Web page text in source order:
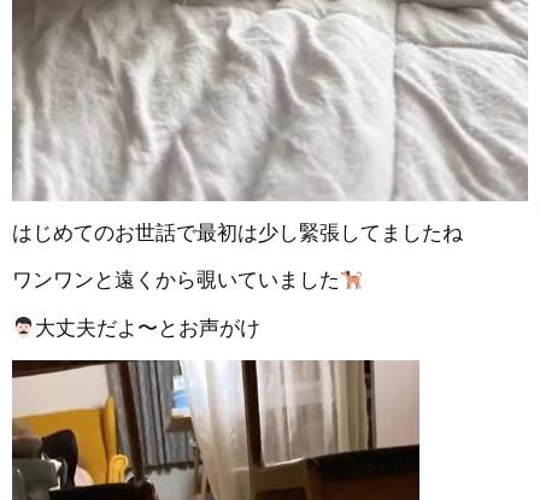
はじめてのお世話で最初は少し緊張してましたね
ワンワンと遠くから覗いていました
大丈夫だよ〜とお声がけ